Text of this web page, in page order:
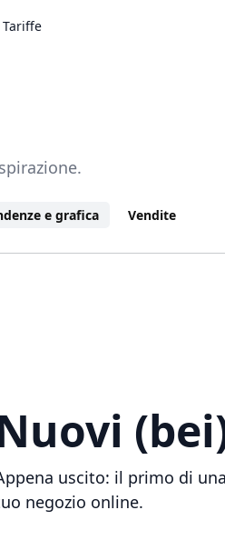
Tariffe
e grafica Vendite
uscito: il primo di
negozio online.